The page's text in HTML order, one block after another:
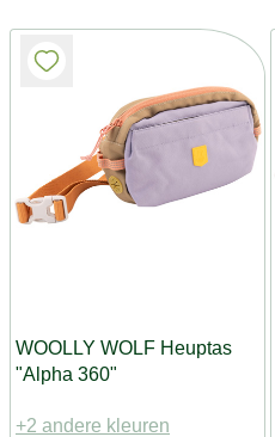
WOOLLY WOLF Heuptas
"Alpha 360"
+2 andere kleuren